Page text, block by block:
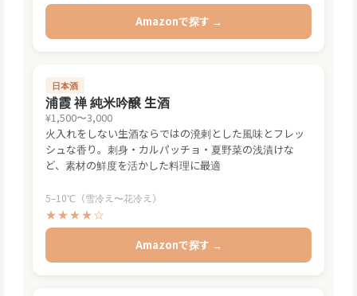
Amazonで探す →
日本酒
浦霞 禅 純米吟醸 生酒
¥1,500〜3,000
火入れをしない生酒ならではの溌剌とした風味とフレッ
シュな香り。刺身・カルパッチョ・夏野菜の浅漬けな
ど、素材の鮮度を活かした料理に最適
5–10℃（雪冷え〜花冷え）
★★★★☆
Amazonで探す →